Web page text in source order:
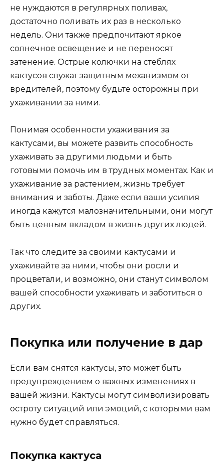
не нуждаются в регулярных поливах,
достаточно поливать их раз в несколько
недель. Они также предпочитают яркое
солнечное освещение и не переносят
затенение. Острые колючки на стеблях
кактусов служат защитным механизмом от
вредителей, поэтому будьте осторожны при
ухаживании за ними.
Понимая особенности ухаживания за
кактусами, вы можете развить способность
ухаживать за другими людьми и быть
готовыми помочь им в трудных моментах. Как и
ухаживание за растением, жизнь требует
внимания и заботы. Даже если ваши усилия
иногда кажутся малозначительными, они могут
быть ценным вкладом в жизнь других людей.
Так что следите за своими кактусами и
ухаживайте за ними, чтобы они росли и
процветали, и возможно, они станут символом
вашей способности ухаживать и заботиться о
других.
Покупка или получение в дар
Если вам снятся кактусы, это может быть
предупреждением о важных изменениях в
вашей жизни. Кактусы могут символизировать
остроту ситуаций или эмоций, с которыми вам
нужно будет справляться.
Покупка кактуса